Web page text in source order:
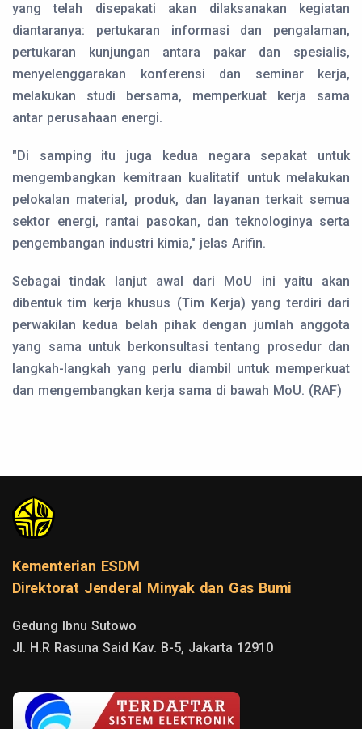
yang telah disepakati akan dilaksanakan kegiatan
diantaranya: pertukaran informasi dan pengalaman,
pertukaran kunjungan antara pakar dan spesialis,
menyelenggarakan konferensi dan seminar kerja,
melakukan studi bersama, memperkuat kerja sama
antar perusahaan energi.
"Di samping itu juga kedua negara sepakat untuk
mengembangkan kemitraan kualitatif untuk melakukan
pelokalan material, produk, dan layanan terkait semua
sektor energi, rantai pasokan, dan teknologinya serta
pengembangan industri kimia," jelas Arifin.
Sebagai tindak lanjut awal dari MoU ini yaitu akan
dibentuk tim kerja khusus (Tim Kerja) yang terdiri dari
perwakilan kedua belah pihak dengan jumlah anggota
yang sama untuk berkonsultasi tentang prosedur dan
langkah-langkah yang perlu diambil untuk memperkuat
dan mengembangkan kerja sama di bawah MoU. (RAF)
Kementerian ESDM
Direktorat Jenderal Minyak dan Gas Bumi
Gedung Ibnu Sutowo
Jl. H.R Rasuna Said Kav. B-5, Jakarta 12910